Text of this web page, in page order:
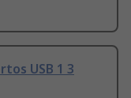
USB 1 3